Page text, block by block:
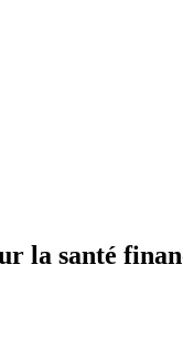
la santé